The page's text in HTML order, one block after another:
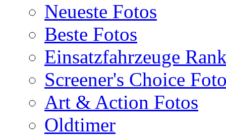
Neueste Fotos
Beste Fotos
Einsatzfahrzeuge
Screener's Choice
Art & Action Fotos
Oldtimer